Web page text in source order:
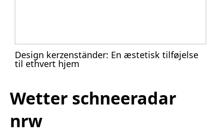
Design kerzenständer: En æstetisk tilføjelse
til ethvert hjem
Wetter schneeradar
nrw